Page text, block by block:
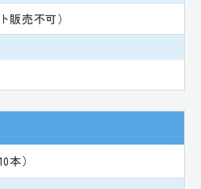
販売不可）
本）